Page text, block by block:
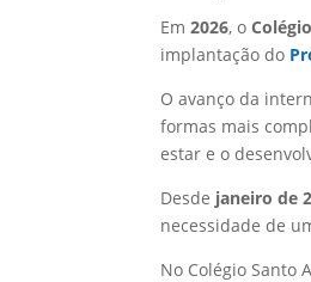
Em2026, o
implantação do
O avanço da
formas mais
estar e o
Desde janeiro de
necessidade de
No Colégio Santo